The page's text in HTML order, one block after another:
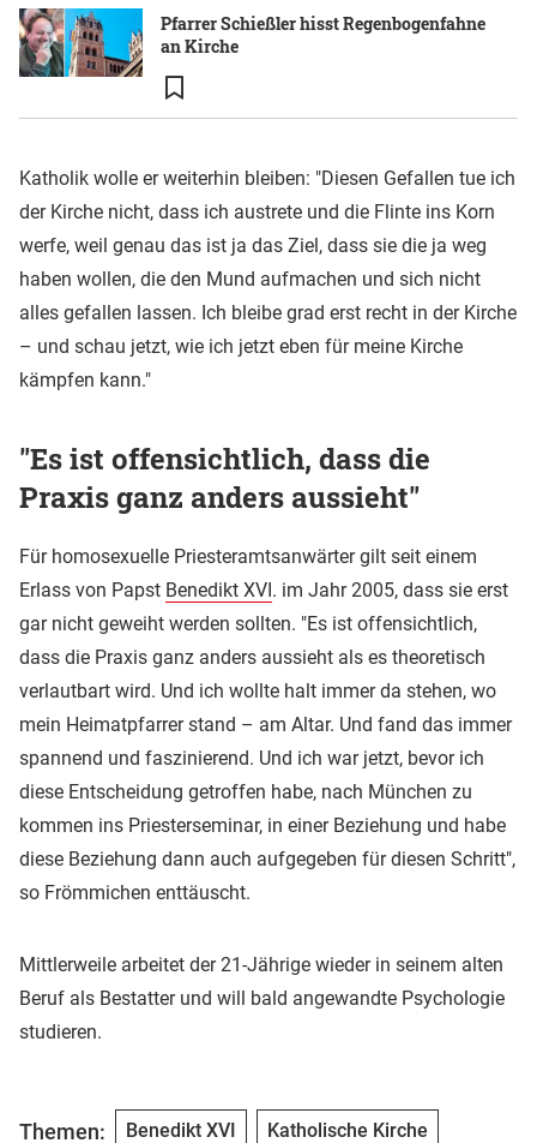
Pfarrer Schießler hisst Regenbogenfahne
an Kirche
Katholik wolle er weiterhin bleiben: "Diesen Gefallen tue ich
der Kirche nicht, dass ich austrete und die Flinte ins Korn
werfe, weil genau das ist ja das Ziel, dass sie die ja weg
haben wollen, die den Mund aufmachen und sich nicht
alles gefallen lassen. Ich bleibe grad erst recht in der Kirche
– und schau jetzt, wie ich jetzt eben für meine Kirche
kämpfen kann."
"Es ist offensichtlich, dass die
Praxis ganz anders aussieht"
Für homosexuelle Priesteramtsanwärter gilt seit einem
Erlass von Papst Benedikt XVI . im Jahr 2005, dass sie erst
gar nicht geweiht werden sollten. "Es ist offensichtlich,
dass die Praxis ganz anders aussieht als es theoretisch
verlautbart wird. Und ich wollte halt immer da stehen, wo
mein Heimatpfarrer stand – am Altar. Und fand das immer
spannend und faszinierend. Und ich war jetzt, bevor ich
diese Entscheidung getroffen habe, nach München zu
kommen ins Priesterseminar, in einer Beziehung und habe
diese Beziehung dann auch aufgegeben für diesen Schritt",
so Frömmichen enttäuscht.
Mittlerweile arbeitet der 21-Jährige wieder in seinem alten
Beruf als Bestatter und will bald angewandte Psychologie
studieren.
Themen: Benedikt XVI Katholische Kirche